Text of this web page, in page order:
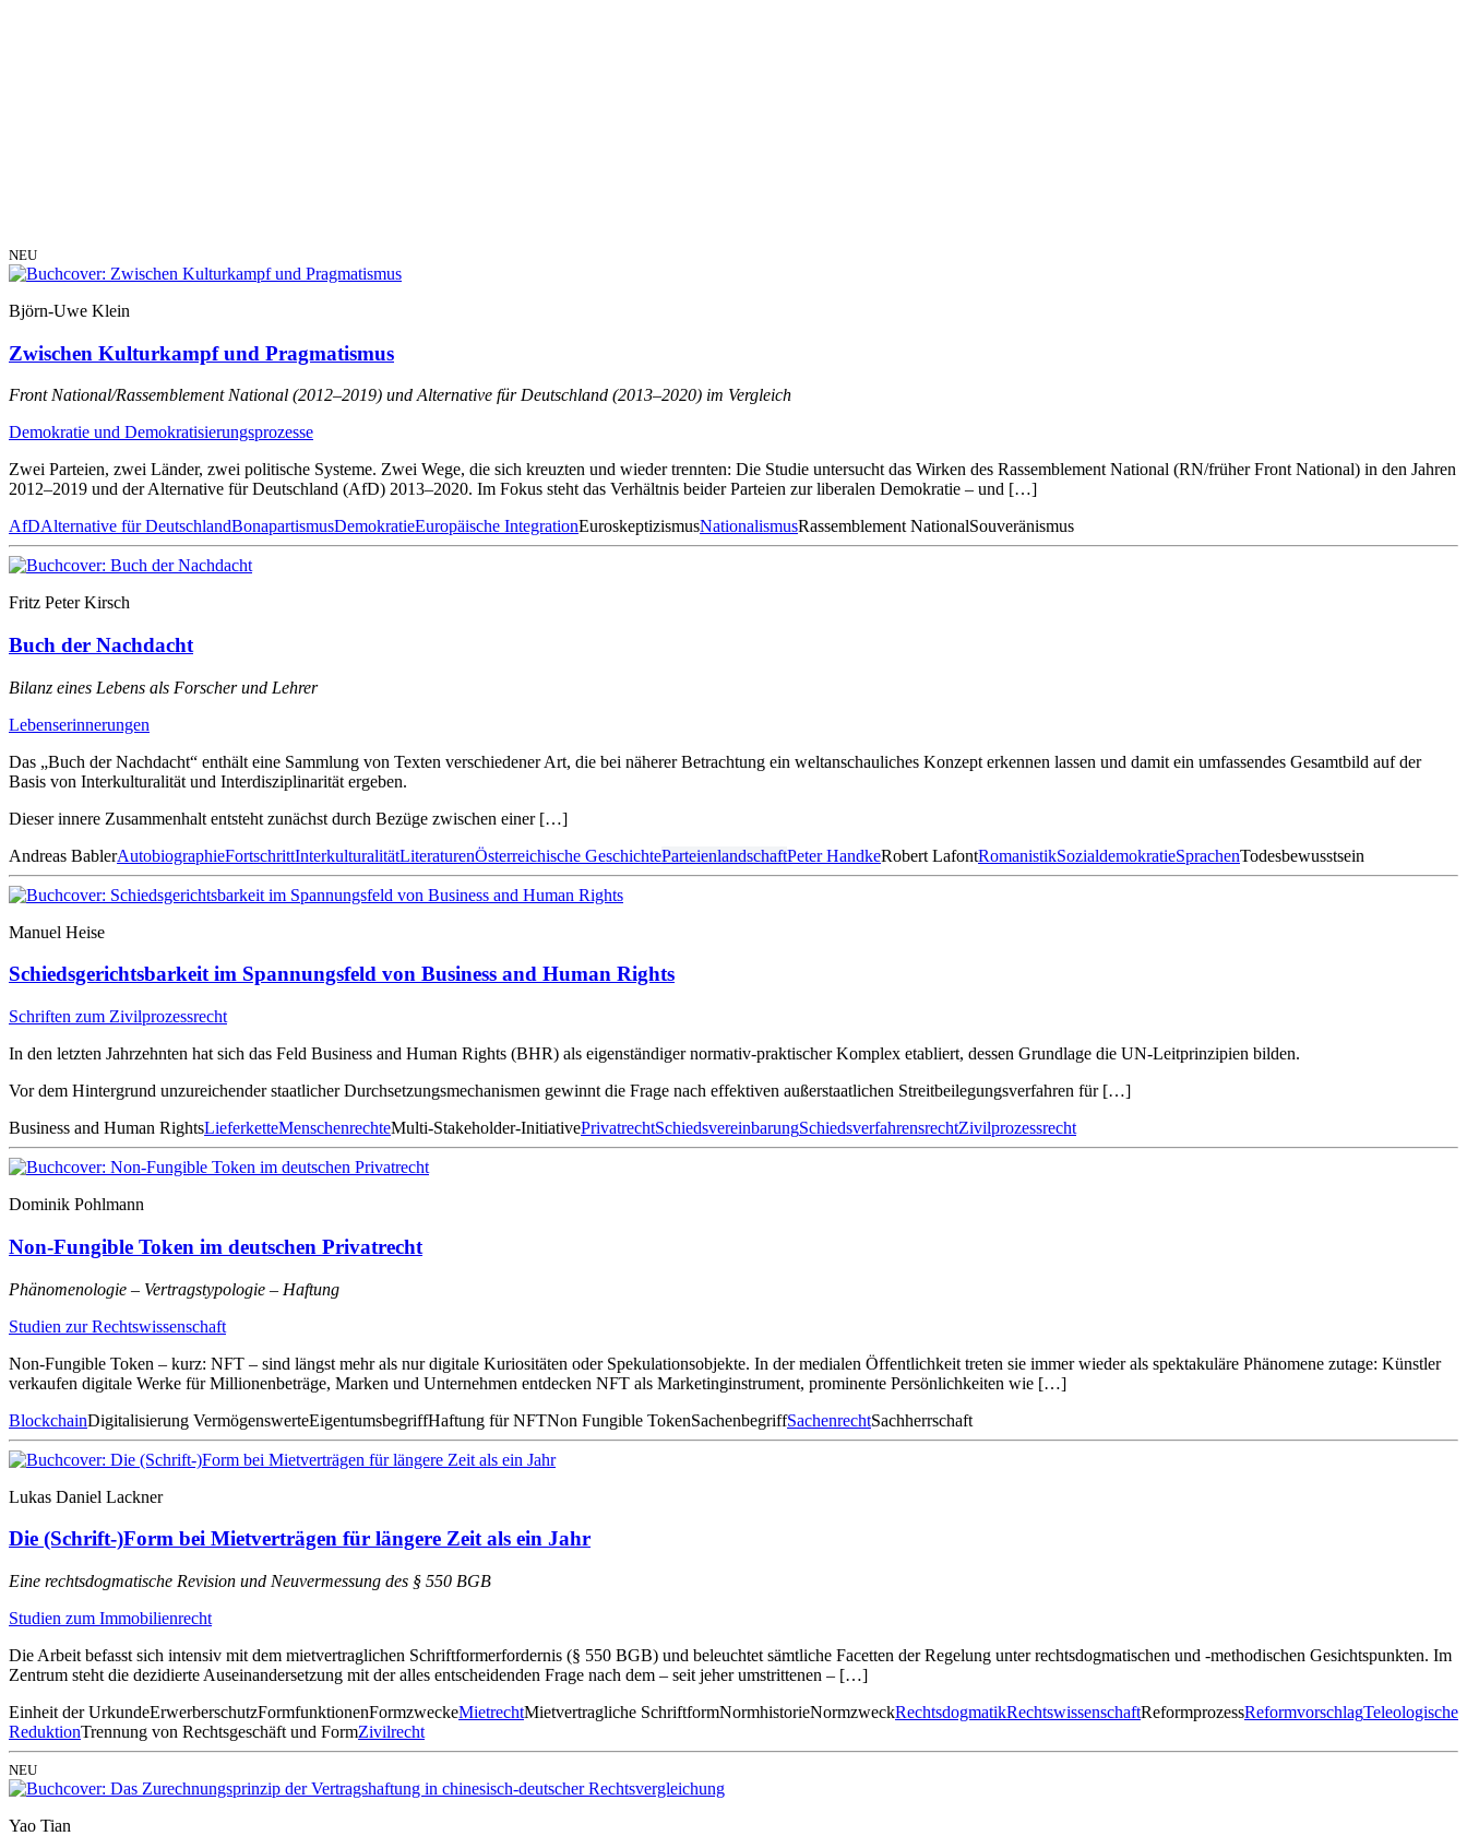
NEU
Björn-Uwe Klein
Zwischen Kulturkampf und Pragmatismus
Front National/Rassemblement National (2012–2019) und Alternative für Deutschland (2013–2020) im Vergleich
Demokratie und Demokratisierungsprozesse
Zwei Parteien, zwei Länder, zwei politische Systeme. Zwei Wege, die sich kreuzten und wieder trennten: Die Studie untersucht das Wirken des Rassemblement National (RN/früher Front National) in den Jahren
2012–2019 und der Alternative für Deutschland (AfD) 2013–2020. Im Fokus steht das Verhältnis beider Parteien zur liberalen Demokratie – und […]
AfDAlternative für DeutschlandBonapartismusDemokratieEuropäische IntegrationEuroskeptizismusNationalismusRassemblement NationalSouveränismus
Fritz Peter Kirsch
Buch der Nachdacht
Bilanz eines Lebens als Forscher und Lehrer
Lebenserinnerungen
Das „Buch der Nachdacht“ enthält eine Sammlung von Texten verschiedener Art, die bei näherer Betrachtung ein weltanschauliches Konzept erkennen lassen und damit ein umfassendes Gesamtbild auf der
Basis von Interkulturalität und Interdisziplinarität ergeben.
Dieser innere Zusammenhalt entsteht zunächst durch Bezüge zwischen einer […]
Andreas BablerAutobiographieFortschrittInterkulturalitätLiteraturenÖsterreichische GeschichteParteienlandschaftPeter HandkeRobert LafontRomanistikSozialdemokratieSprachenTodesbewusstsein
Manuel Heise
Schiedsgerichtsbarkeit im Spannungsfeld von Business and Human Rights
Schriften zum Zivilprozessrecht
In den letzten Jahrzehnten hat sich das Feld Business and Human Rights (BHR) als eigenständiger normativ-praktischer Komplex etabliert, dessen Grundlage die UN-Leitprinzipien bilden.
Vor dem Hintergrund unzureichender staatlicher Durchsetzungsmechanismen gewinnt die Frage nach effektiven außerstaatlichen Streitbeilegungsverfahren für […]
Business and Human RightsLieferketteMenschenrechteMulti-Stakeholder-InitiativePrivatrechtSchiedsvereinbarungSchiedsverfahrensrechtZivilprozessrecht
Dominik Pohlmann
Non-Fungible Token im deutschen Privatrecht
Phänomenologie – Vertragstypologie – Haftung
Studien zur Rechtswissenschaft
Non-Fungible Token – kurz: NFT – sind längst mehr als nur digitale Kuriositäten oder Spekulationsobjekte. In der medialen Öffentlichkeit treten sie immer wieder als spektakuläre Phänomene zutage: Künstler
verkaufen digitale Werke für Millionenbeträge, Marken und Unternehmen entdecken NFT als Marketinginstrument, prominente Persönlichkeiten wie […]
BlockchainDigitalisierung VermögenswerteEigentumsbegriffHaftung für NFTNon Fungible TokenSachenbegriffSachenrechtSachherrschaft
Lukas Daniel Lackner
Die (Schrift-)Form bei Mietverträgen für längere Zeit als ein Jahr
Eine rechtsdogmatische Revision und Neuvermessung des § 550 BGB
Studien zum Immobilienrecht
Die Arbeit befasst sich intensiv mit dem mietvertraglichen Schriftformerfordernis (§ 550 BGB) und beleuchtet sämtliche Facetten der Regelung unter rechtsdogmatischen und -methodischen Gesichtspunkten. Im
Zentrum steht die dezidierte Auseinandersetzung mit der alles entscheidenden Frage nach dem – seit jeher umstrittenen – […]
Einheit der UrkundeErwerberschutzFormfunktionenFormzweckeMietrechtMietvertragliche SchriftformNormhistorieNormzweckRechtsdogmatikRechtswissenschaftReformprozessReformvorschlagTeleologische
ReduktionTrennung von Rechtsgeschäft und FormZivilrecht
NEU
Yao Tian